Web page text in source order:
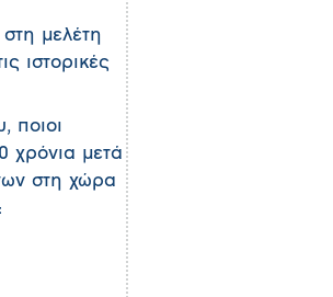
μελέτη
ιστορικές
ποιοι
χρόνια μετά
στη χώρα